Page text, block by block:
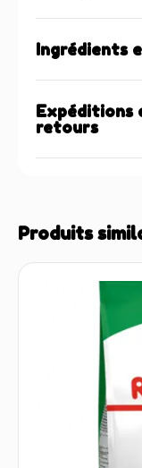
Ingrédients
Expéditions
retours
Produits